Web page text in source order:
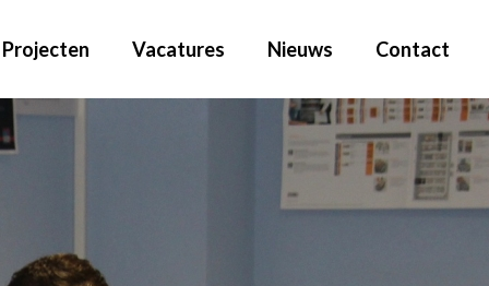
Projecten Vacatures Nieuws Contact